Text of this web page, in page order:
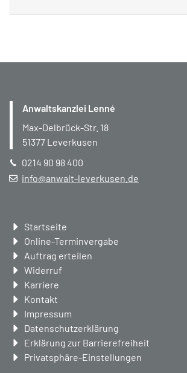
Anwaltskanzlei Lenné
Max-Delbrück-Str. 18
51377 Leverkusen
0214 90 98 400
info@anwalt-leverkusen.de
Navigation
überspringen
Startseite
Online-Terminvergabe
Auftrag erteilen
Widerruf
Karriere
Kontakt
Impressum
Datenschutzerklärung
Erklärung zur Barrierefreiheit
Privatsphäre-Einstellungen